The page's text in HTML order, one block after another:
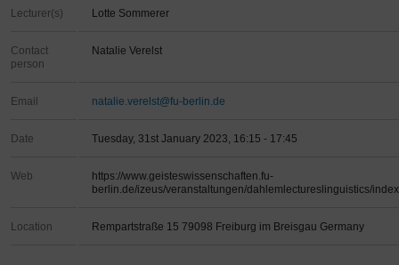
Lecturer(s) Lotte Sommerer
Contact
person
Natalie Verelst
Email natalie.verelst@fu-berlin.de
Date Tuesday, 31st January 2023, 16:15 - 17:45
Web
https://www.geisteswissenschaften.fu-
berlin.de/izeus/veranstaltungen/dahlemlectureslinguistics/
Location Rempartstraße 15 79098 Freiburg im Breisgau Germany